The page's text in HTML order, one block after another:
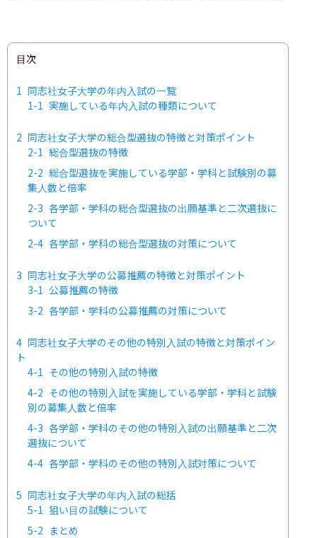
目次
1 同志社女子大学の年内入試の一覧
1-1 実施している年内入試の種類について
2 同志社女子大学の総合型選抜の特徴と対策ポイント
2-1 総合型選抜の特徴
2-2 総合型選抜を実施している学部・学科と試験別の募
集人数と倍率
2-3 各学部・学科の総合型選抜の出願基準と二次選抜に
ついて
2-4 各学部・学科の総合型選抜の対策について
3 同志社女子大学の公募推薦の特徴と対策ポイント
3-1 公募推薦の特徴
3-2 各学部・学科の公募推薦の対策について
4 同志社女子大学のその他の特別入試の特徴と対策ポイン
ト
4-1 その他の特別入試の特徴
4-2 その他の特別入試を実施している学部・学科と試験
別の募集人数と倍率
4-3 各学部・学科のその他の特別入試の出願基準と二次
選抜について
4-4 各学部・学科のその他の特別入試対策について
5 同志社女子大学の年内入試の総括
5-1 狙い目の試験について
5-2 まとめ